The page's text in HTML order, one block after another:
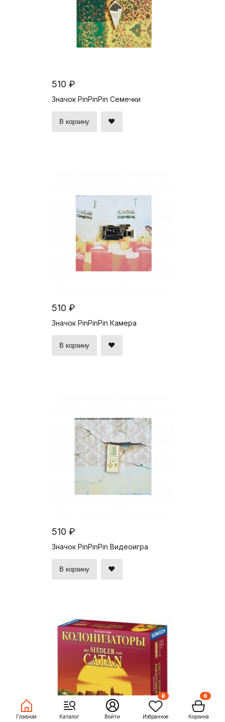
Главная Каталог Войти
0
Избранное
0
Корзина
510 ₽
Значок PinPinPin Семечки
В корзину
510 ₽
Значок PinPinPin Камера
В корзину
510 ₽
Значок PinPinPin Видеоигра
В корзину